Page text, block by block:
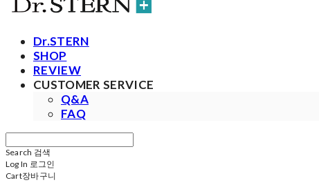
Dr.STERN
SHOP
REVIEW
CUSTOMER SERVICE
Q&A
FAQ
Search 검색
Log In 로그인
Cart장바구니